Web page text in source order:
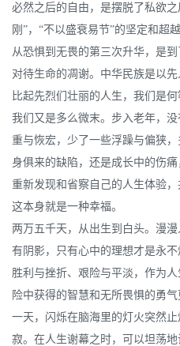
必然之后的自由，是摆脱了私欲
刚”，“不以盛衰易节”的坚定和超
从恐惧到无畏的第三次升华，是
对待生命的凋谢。中华民族是以
比起先烈们壮丽的人生，我们是
我们又是多么微末。步入老年，
重与恢宏，少了一些浮躁与偏狭
身俱来的缺陷，还是成长中的伤
重新发现和省察自己的人生体验，
这本身就是一种幸福。
两万五千天，从出生到白头。漫
有阴影，只有心中的理想才是永不
胜利与挫折、艰险与平淡，作为
险中获得的智慧和无所畏惧的勇
一天，闪烁在脑海里的灯火突然
寂。在人生谢幕之时，可以坦荡